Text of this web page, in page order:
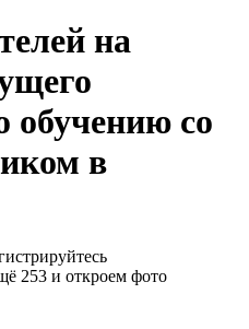
на
обучению со
в
253 и откроем фото